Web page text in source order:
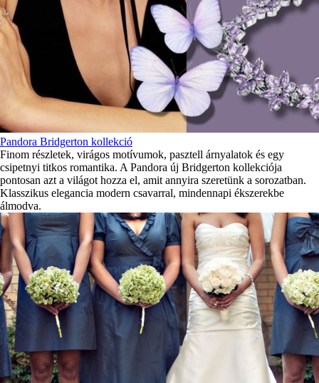
Pandora Bridgerton kollekció
Finom részletek, virágos motívumok, pasztell árnyalatok és egy
csipetnyi titkos romantika. A Pandora új Bridgerton kollekciója
pontosan azt a világot hozza el, amit annyira szeretünk a sorozatban.
Klasszikus elegancia modern csavarral, mindennapi ékszerekbe
álmodva.